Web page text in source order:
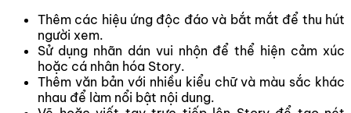
Thêm các hiệu ứng độc đáo và bắt mắt để thu hút
người xem.
Sử dụng nhãn dán vui nhộn để thể hiện cảm xúc
hoặc cá nhân hóa Story.
Thêm văn bản với nhiều kiểu chữ và màu sắc khác
nhau để làm nổi bật nội dung.